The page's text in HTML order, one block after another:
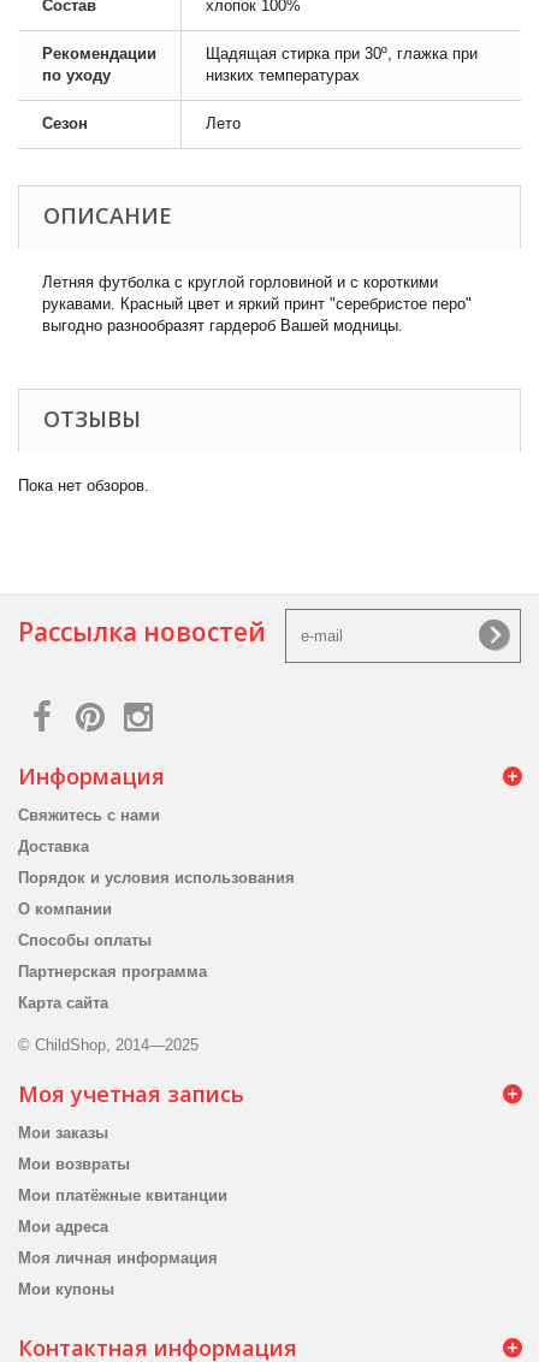
Состав хлопок 100%
Рекомендации
по уходу
Щадящая стирка при 30º, глажка при
низких температурах
Сезон Лето
ОПИСАНИЕ
Летняя футболка с круглой горловиной и с короткими
рукавами. Красный цвет и яркий принт "серебристое перо"
выгодно разнообразят гардероб Вашей модницы.
ОТЗЫВЫ
Пока нет обзоров.
Рассылка новостей
Информация
Свяжитесь с нами
Доставка
Порядок и условия использования
О компании
Способы оплаты
Партнерская программа
Карта сайта
© ChildShop, 2014—2025
Моя учетная запись
Мои заказы
Мои возвраты
Мои платёжные квитанции
Мои адреса
Моя личная информация
Мои купоны
Контактная информация